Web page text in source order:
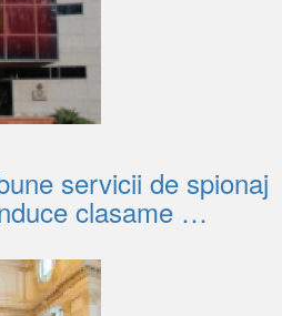
servicii de spionaj
clasame …